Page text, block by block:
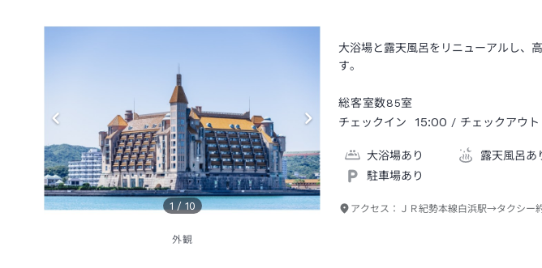
1 / 10
外観
大浴場と露天風呂をリニューアルし、
す。
総客室数85室
チェックイン
15:00 / チェックアウト
大浴場あり 露天風呂あ
駐車場あり
アクセス： ＪＲ紀勢本線白浜駅→タクシー